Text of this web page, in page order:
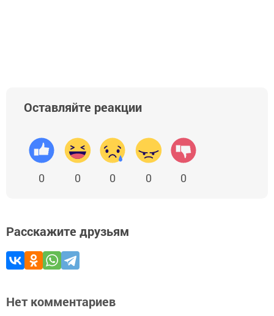
Оставляйте реакции
0 0 0 0 0
Расскажите друзьям
Нет комментариев